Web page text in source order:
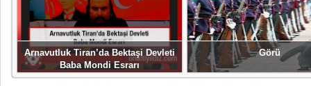
Arnavutluk Tiran’da Bektaşi Devleti
Baba Mondi Esrarı
Görü